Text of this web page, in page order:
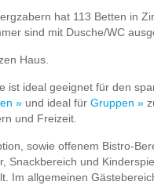
hat 113 Betten in
sind mit Dusche/WC
Haus.
ist ideal geeignet für den
» und ideal für Gruppen »
und Freizeit.
sowie offenem Bistro-
Snackbereich und
Im allgemeinen